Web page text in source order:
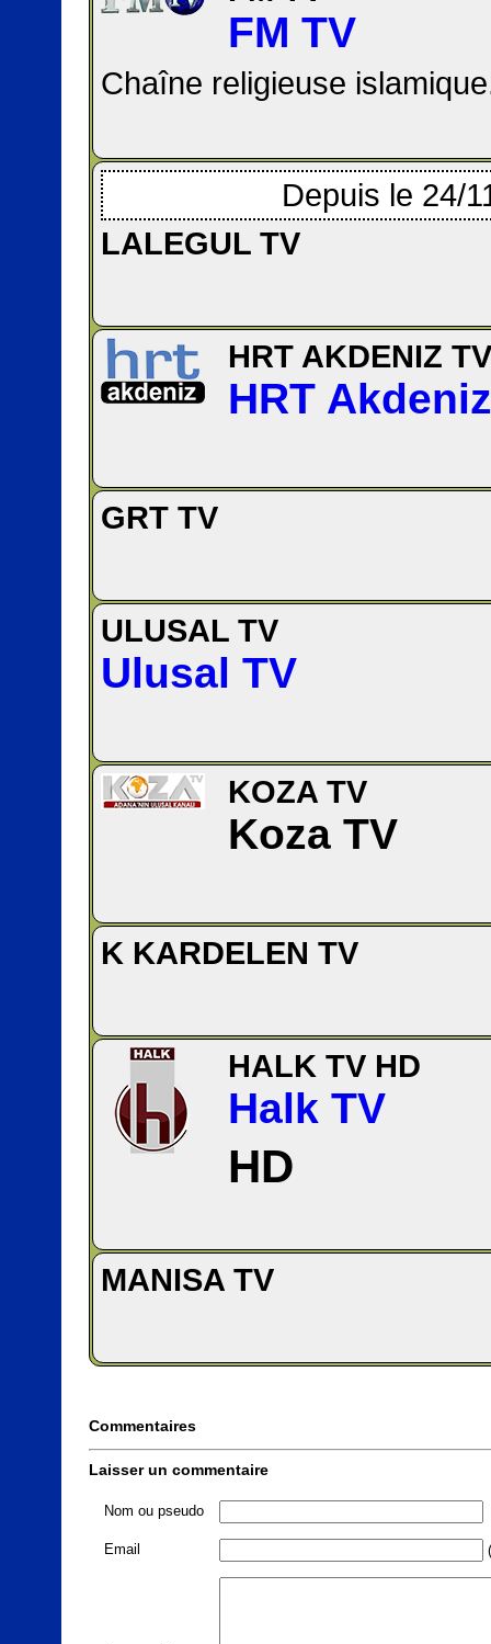
FM TV
Chaîne religieuse
Depuis le 24/
LALEGUL TV
HRT AKDENIZ TV
HRT Akdeniz
GRT TV
ULUSAL TV
Ulusal TV
KOZA TV
Koza TV
K KARDELEN TV
HALK TV HD
Halk TV
HD
MANISA TV
Commentaires
Laisser un commentaire
Nom ou pseudo
Email